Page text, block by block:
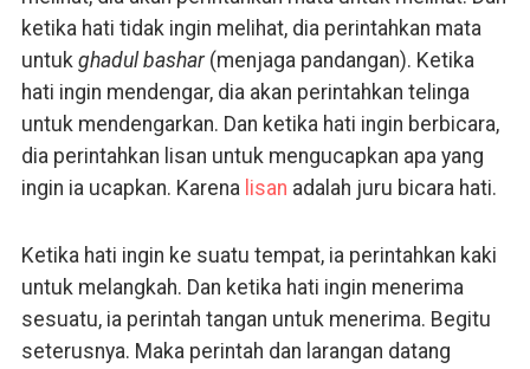
ketika hati tidak ingin melihat, dia perintahkan mata
untuk ghadul bashar(menjaga pandangan). Ketika
hati ingin mendengar, dia akan perintahkan telinga
untuk mendengarkan. Dan ketika hati ingin berbicara,
dia perintahkan lisan untuk mengucapkan apa yang
ingin ia ucapkan. Karena lisan adalah juru bicara hati.
Ketika hati ingin ke suatu tempat, ia perintahkan kaki
untuk melangkah. Dan ketika hati ingin menerima
sesuatu, ia perintah tangan untuk menerima. Begitu
seterusnya. Maka perintah dan larangan datang